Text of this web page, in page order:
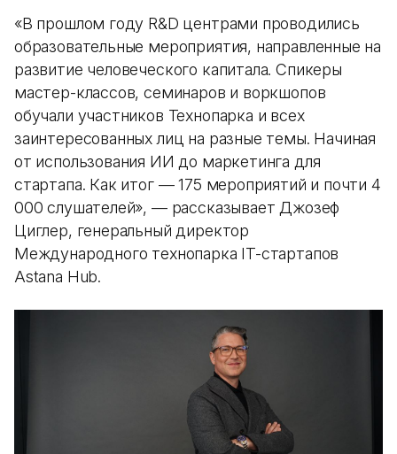
«В прошлом году R&D центрами проводились
образовательные мероприятия, направленные на
развитие человеческого капитала. Спикеры
мастер-классов, семинаров и воркшопов
обучали участников Технопарка и всех
заинтересованных лиц на разные темы. Начиная
от использования ИИ до маркетинга для
стартапа. Как итог — 175 мероприятий и почти 4
000 слушателей», — рассказывает Джозеф
Циглер, генеральный директор
Международного технопарка IT-стартапов
Astana Hub.